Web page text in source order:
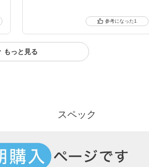
1
もっと見る
スペック